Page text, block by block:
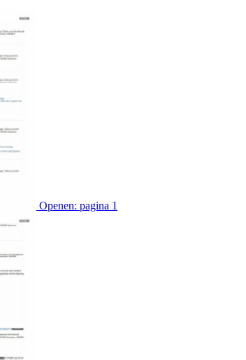
Openen: pagina 1